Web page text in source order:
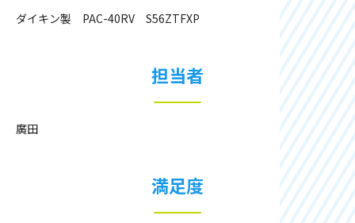
ダイキン製 PAC-40RV S56ZTFXP
担当者
廣田
満足度